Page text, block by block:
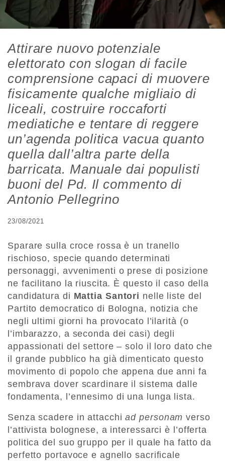
Attirare nuovo potenziale
elettorato con slogan di facile
comprensione capaci di muovere
fisicamente qualche migliaio di
liceali, costruire roccaforti
mediatiche e tentare di reggere
un’agenda politica vacua quanto
quella dall’altra parte della
barricata. Manuale dai populisti
buoni del Pd. Il commento di
Antonio Pellegrino
23/08/2021
Sparare sulla croce rossa è un tranello
rischioso, specie quando determinati
personaggi, avvenimenti o prese di posizione
ne facilitano la riuscita. È questo il caso della
candidatura di Mattia Santori nelle liste del
Partito democratico di Bologna, notizia che
negli ultimi giorni ha provocato l’ilarità (o
l’imbarazzo, a seconda dei casi) degli
appassionati del settore – solo il loro dato che
il grande pubblico ha già dimenticato questo
movimento di popolo che appena due anni fa
sembrava dover scardinare il sistema dalle
fondamenta, l’ennesimo di una lunga lista.
Senza scadere in attacchiad personam verso
l’attivista bolognese, a interessarci è l’offerta
politica del suo gruppo per il quale ha fatto da
perfetto portavoce e agnello sacrificale